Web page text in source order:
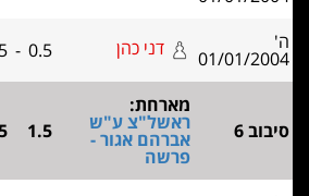
דני כהן 0.5
-
0.5 זכריה קוגן
ע"ש
אגור - 1.5
2.5 "לג'נדרי" ע"ש
גבי מרום ראשון